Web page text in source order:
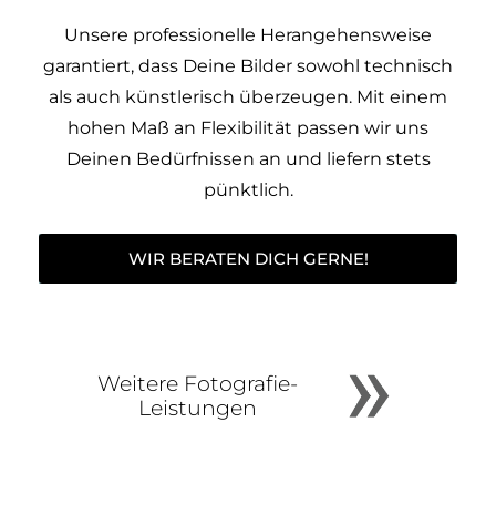
Unsere professionelle Herangehensweise
garantiert, dass Deine Bilder sowohl technisch
als auch künstlerisch überzeugen. Mit einem
hohen Maß an Flexibilität passen wir uns
Deinen Bedürfnissen an und liefern stets
pünktlich.
WIR BERATEN DICH GERNE!
Weitere Fotografie-
Leistungen